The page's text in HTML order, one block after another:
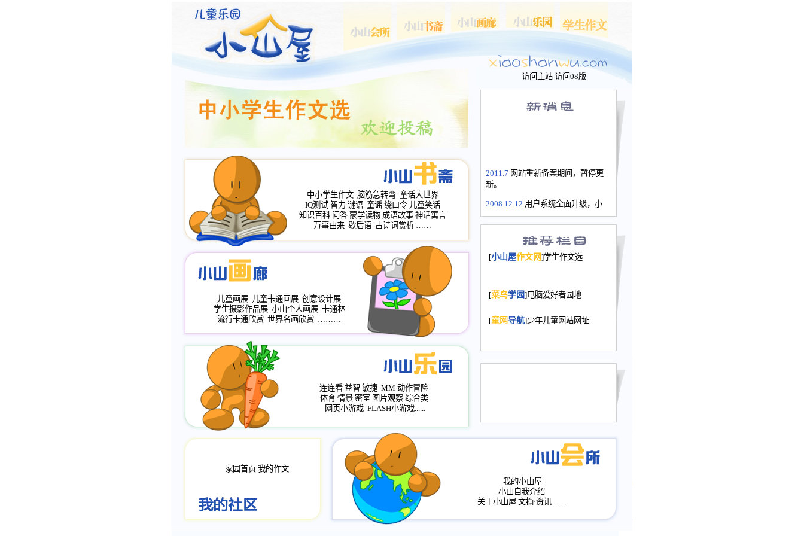
访问主站 访问08版
2011.7 网站重新备案期间，暂停更
新。
2008.12.12 用户系统全面升级，小
长会、家园网－个人空间，用户一
次注册全部通行。
2008.12.12家园网正式运行，域
年，2009版提前启用，小山屋全面
小山画廊均增加多个新栏目。。
评分、顶功能，作文宝典改版。
[小山屋作文网]学生作文选
[菜鸟学园]电脑爱好者园地
[童网导航]少年儿童网站网址
中小学生作文 脑筋急转弯 童话大世界
IQ测试 智力 谜语 童谣 绕口令 儿童笑话
知识百科 问答 蒙学读物 成语故事 神话寓言
万事由来 歇后语 古诗词赏析 ……
儿童画展 儿童卡通画展 创意设计展
学生摄影作品展 小山个人画展 卡通林
流行卡通欣赏 世界名画欣赏 ………
连连看 益智 敏捷 MM 动作冒险
体育 情景 密室 图片观察 综合类
网页小游戏 FLASH小游戏......
家园首页 我的作文
我的小山屋
小山自我介绍
关于小山屋 文摘·资讯 ……